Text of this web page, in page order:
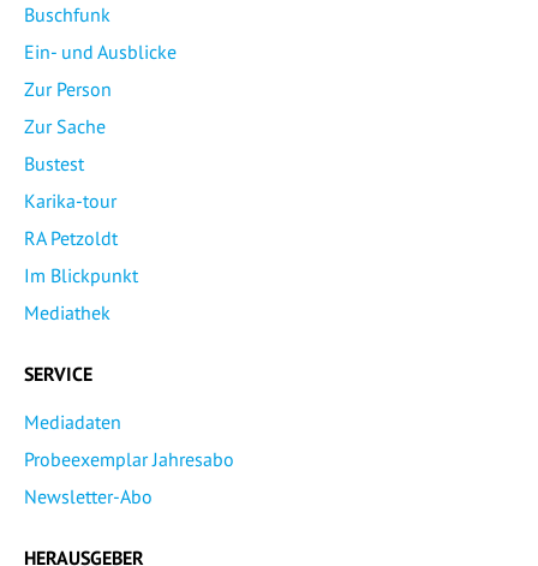
Buschfunk
Ein- und Ausblicke
Zur Person
Zur Sache
Bustest
Karika-tour
RA Petzoldt
Im Blickpunkt
Mediathek
SERVICE
Mediadaten
Probeexemplar Jahresabo
Newsletter-Abo
HERAUSGEBER